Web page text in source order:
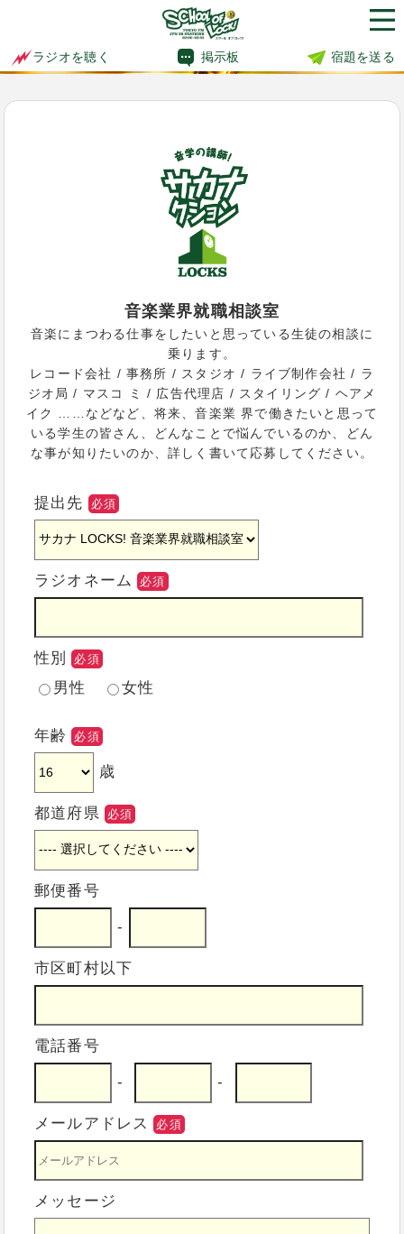
ラジオを聴く 掲示板 宿題を送る
音楽業界就職相談室
音楽にまつわる仕事をしたいと思っている生徒の相談に
乗ります。
レコード会社 / 事務所 / スタジオ / ライブ制作会社 / ラ
ジオ局 / マスコ ミ / 広告代理店 / スタイリング / ヘアメ
イク ……などなど、将来、音楽業 界で働きたいと思って
いる学生の皆さん、どんなことで悩んでいるのか、どん
な事が知りたいのか、詳しく書いて応募してください。
提出先 必須
ラジオネーム 必須
性別 必須
男性 女性
年齢 必須
歳
都道府県 必須
郵便番号
-
市区町村以下
電話番号
- -
メールアドレス 必須
メッセージ